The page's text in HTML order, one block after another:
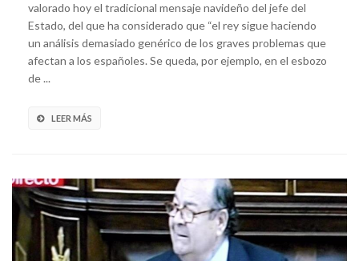
valorado hoy el tradicional mensaje navideño del jefe del
Estado, del que ha considerado que “el rey sigue haciendo
un análisis demasiado genérico de los graves problemas que
afectan a los españoles. Se queda, por ejemplo, en el esbozo
de ...
LEER MÁS